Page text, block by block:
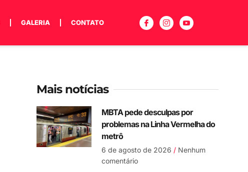
GALERIA CONTATO
Mais notícias
MBTA pede desculpas por
problemas na Linha Vermelha do
metrô
6 de agosto de 2026 Nenhum
comentário